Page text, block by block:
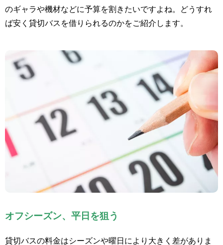
のギャラや機材などに予算を割きたいですよね。どうすれ
ば安く貸切バスを借りられるのかをご紹介します。
オフシーズン、平日を狙う
貸切バスの料金はシーズンや曜日により大きく差がありま